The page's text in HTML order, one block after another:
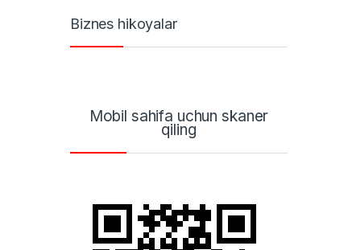
Biznes hikoyalar
Mobil sahifa uchun skaner
qiling